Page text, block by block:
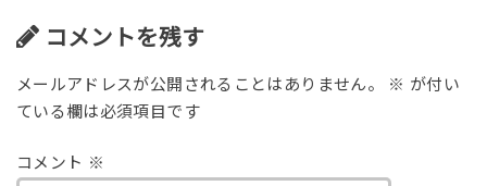
コメントを残す
メールアドレスが公開されることはありません。 ※ が付い
ている欄は必須項目です
コメント ※